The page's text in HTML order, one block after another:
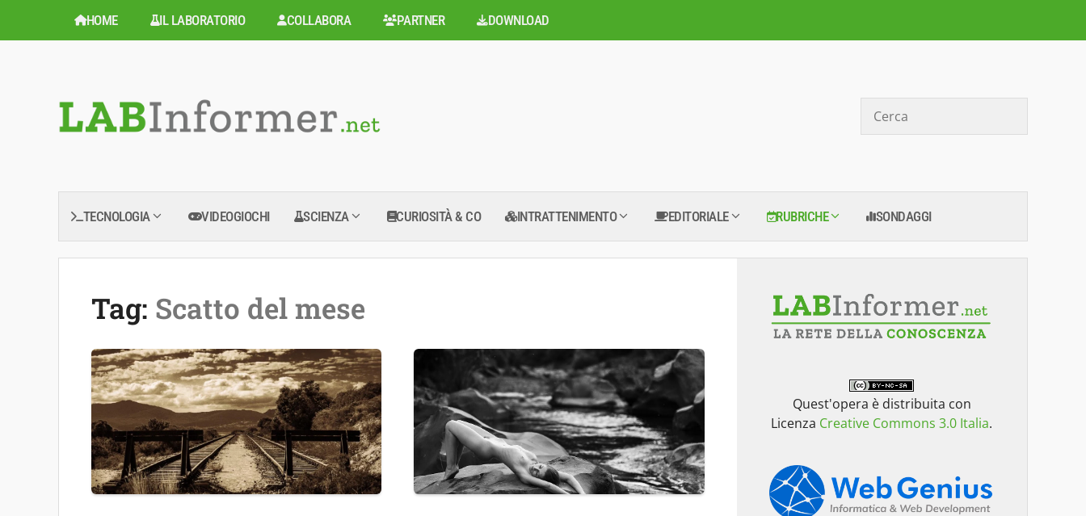
HOME IL LABORATORIO COLLABORA PARTNER DOWNLOAD
TECNOLOGIA VIDEOGIOCHI SCIENZA CURIOSITÀ & CO INTRATTENIMENTO EDITORIALE RUBRICHE SONDAGGI
Tag: Scatto del mese
Quest'opera è distribuita con
Licenza Creative Commons 3.0 Italia.